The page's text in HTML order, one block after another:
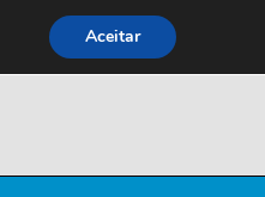
Aceitar